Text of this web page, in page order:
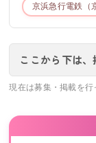
京浜急行電鉄（
ここから下は
現在は募集・掲載を行